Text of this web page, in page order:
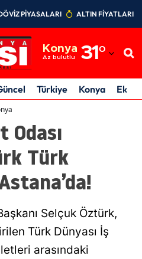
PİYASALARI ALTIN FİYATLARI
Konya
Az bulutlu 31°
Adıyaman
Afyonkarahisar
Amasya
Ankara
Antalya
Aydın
Balıkesir
Türkiye Konya
Odası
Türk
Selçuk Öztürk,
Türk Dünyası İş
arasındaki